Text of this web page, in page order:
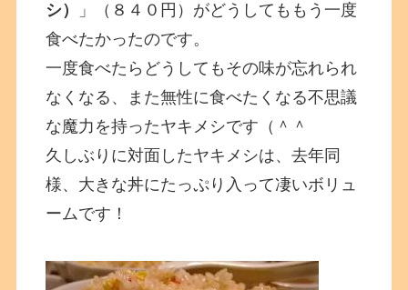
シ）
」（８４０円）がどうしてももう一度
食べたかったのです。
一度食べたらどうしてもその味が忘れられ
なくなる、また無性に食べたくなる不思議
な魔力を持ったヤキメシです（＾＾
久しぶりに対面したヤキメシは、去年同
様、大きな丼にたっぷり入って凄いボリュ
ームです！